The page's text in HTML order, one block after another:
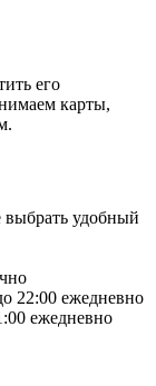
его
карты,
удобный
22:00 ежедневно
ежедневно